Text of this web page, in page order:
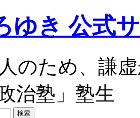
ゆき 公式
のため、謙
治塾」塾生